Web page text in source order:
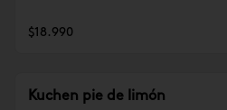
$18.990
Kuchen pie de limón